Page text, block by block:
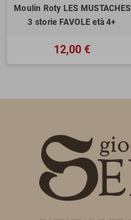
Moulin Roty LES MUSTACHES
3 storie FAVOLE età 4+
12,00 €